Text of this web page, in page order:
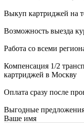
Выкуп картриджей на
Возможность выезда
Работа со всеми
Компенсация 1/2
картриджей в Москву
Оплата сразу после
Выгодные
Ваше имя